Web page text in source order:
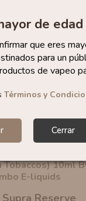
de edad
que eres
para un
de vapeo
Términos y
Cerrar
Reserve